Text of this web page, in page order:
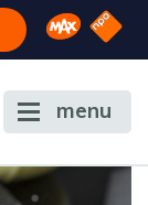
Omroep
NPO
menu